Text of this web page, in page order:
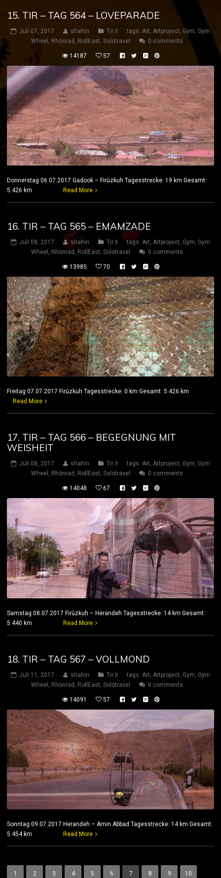
15. TIR – TAG 564 – LOVEPARADE
Juli 07, 2017 shahin Tir II tags: Art, Artproject, Gym, Gym
Wheel , Rhönrad , RollEast, Solotravel 0 comments
14187 57
Donnerstag 06.07.2017 Gadook – Firūzkuh Tagesstrecke: 19 km Gesamt:
5.426 km
Read More
16. TIR – TAG 565 – EMAMZADE
Juli 08, 2017 shahin Tir II tags: Art, Artproject, Gym, Gym
Wheel , Rhönrad , RollEast, Solotravel 0 comments
13985 70
Freitag 07.07.2017 Firūzkuh Tagesstrecke: 0 km Gesamt: 5.426 km
Read More
17. TIR – TAG 566 – BEGEGNUNG MIT
WEISHEIT
Juli 08, 2017 shahin Tir II tags: Art, Artproject, Gym, Gym
Wheel , Rhönrad , RollEast, Solotravel 0 comments
14048 67
Samstag 08.07.2017 Firūzkuh – Herandeh Tagesstrecke: 14 km Gesamt:
5.440 km Read More
18. TIR – TAG 567 – VOLLMOND
Juli 11, 2017 shahin Tir II tags: Art Artproject Gym Gym
Wheel
Rhönrad RollEast Solotravel 0 comments
14091 57
Sonntag 09.07.2017 Herandeh – Amin Abbad Tagesstrecke: 14 km Gesamt:
5.454 km Read More
1 2 3 4 5 6 7 8 9 10